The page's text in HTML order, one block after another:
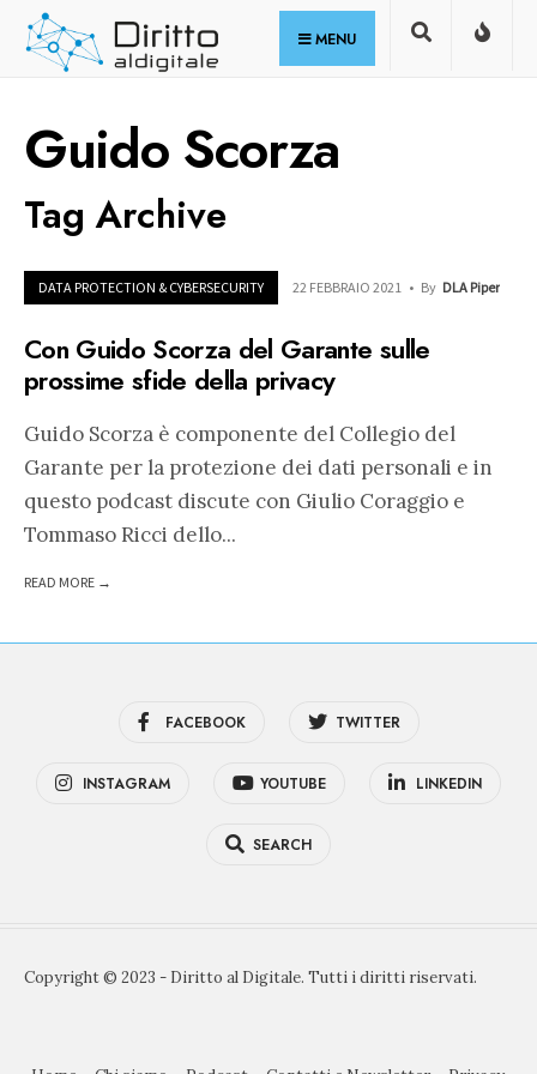
Skip
MENU
Guido Scorza
Tag Archive
DATA PROTECTION & CYBERSECURITY 22 FEBBRAIO 2021 • By DLA Piper
Con Guido Scorza del Garante sulle
prossime sfide della privacy
Guido Scorza è componente del Collegio del
Garante per la protezione dei dati personali e in
questo podcast discute con Giulio Coraggio e
Tommaso Ricci dello...
READ MORE →
FACEBOOK TWITTER
INSTAGRAM YOUTUBE LINKEDIN
SEARCH
Copyright © 2023 - Diritto al Digitale. Tutti i diritti riservati.